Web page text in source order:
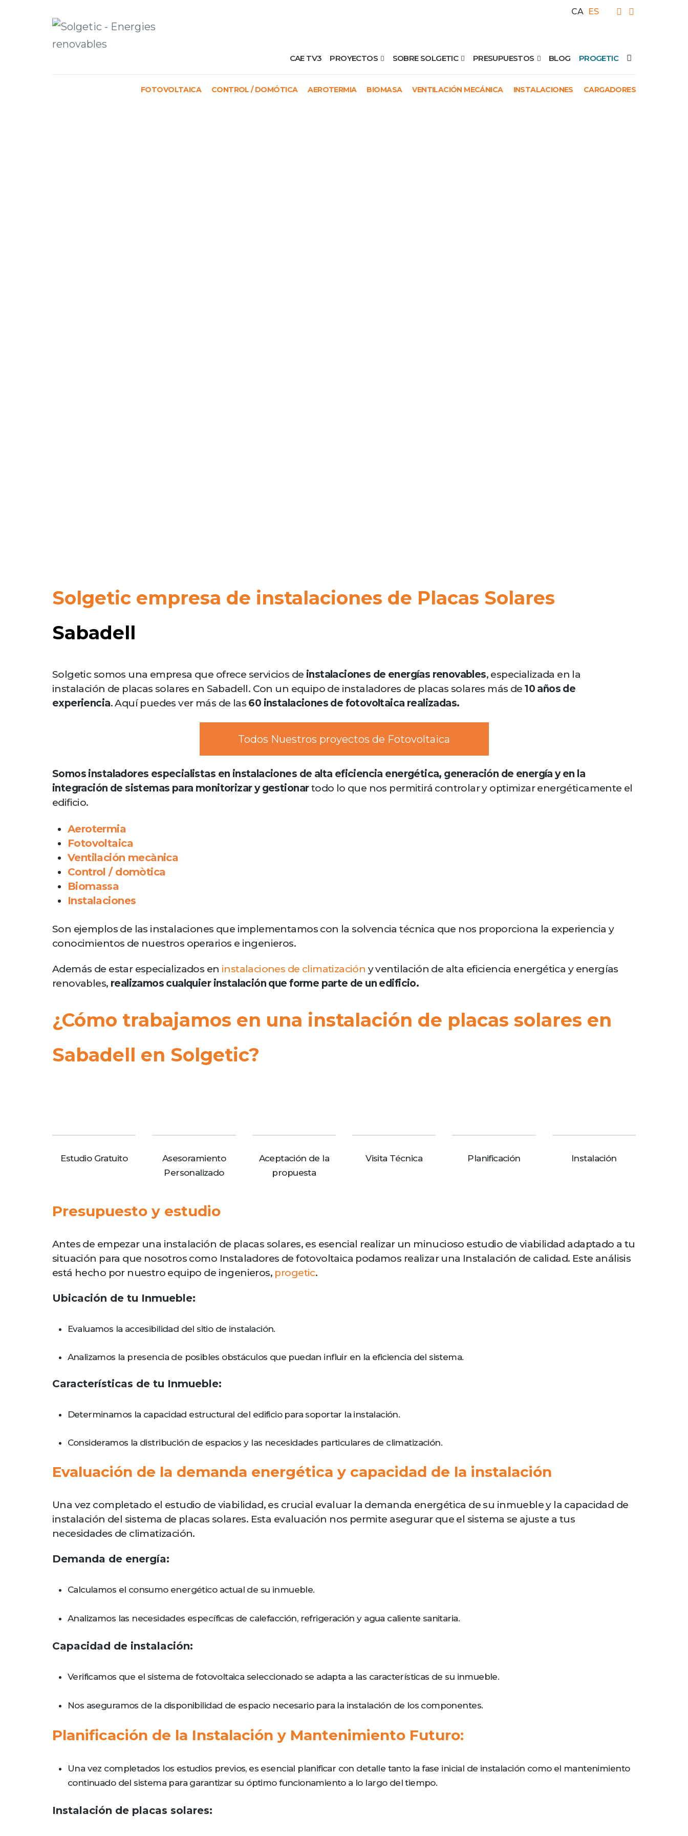
CA ES
CAE TV3 PROYECTOS SOBRE SOLGETIC PRESUPUESTOS BLOG PROGETIC
FOTOVOLTAICA CONTROL / DOMÓTICA AEROTERMIA BIOMASA VENTILACIÓN MECÁNICA INSTALACIONES CARGADORES
Solgetic empresa de instalaciones de Placas Solares
Sabadell
Solgetic somos una empresa que ofrece servicios de instalaciones de energías renovables, especializada en la
instalación de placas solares en Sabadell. Con un equipo de instaladores de placas solares más de10 años de
experiencia. Aquí puedes ver más de las 60 instalaciones de fotovoltaica realizadas.
Todos Nuestros proyectos de Fotovoltaica
Somos instaladores especialistas en instalaciones de alta eficiencia energética, generación de energía y en la
integración de sistemas para monitorizar y gestionartodo lo que nos permitirá controlar y optimizar energéticamente el
edificio.
Aerotermia
Fotovoltaica
Ventilación mecànica
Control / domòtica
Biomassa
Instalaciones
Son ejemplos de las instalaciones que implementamos con la solvencia técnica que nos proporciona la experiencia y
conocimientos de nuestros operarios e ingenieros.
Además de estar especializados en instalaciones de climatización y ventilación de alta eficiencia energética y energías
renovables, realizamos cualquier instalación que forme parte de un edificio.
¿Cómo trabajamos en una instalación de placas solares en
Sabadell en Solgetic?
Estudio Gratuito
Asesoramiento
Personalizado
Aceptación de la
propuesta
Visita Técnica Planificación Instalación
Presupuesto y estudio
Antes de empezar una instalación de placas solares, es esencial realizar un minucioso estudio de viabilidad adaptado a tu
situación para que nosotros como Instaladores de fotovoltaica podamos realizar una Instalación de calidad. Este análisis
está hecho por nuestro equipo de ingenieros, progetic.
Ubicación de tu Inmueble:
Evaluamos la accesibilidad del sitio de instalación.
Analizamos la presencia de posibles obstáculos que puedan influir en la eficiencia del sistema.
Características de tu Inmueble:
Determinamos la capacidad estructural del edificio para soportar la instalación.
Consideramos la distribución de espacios y las necesidades particulares de climatización.
Evaluación de la demanda energética y capacidad de la instalación
Una vez completado el estudio de viabilidad, es crucial evaluar la demanda energética de su inmueble y la capacidad de
instalación del sistema de placas solares. Esta evaluación nos permite asegurar que el sistema se ajuste a tus
necesidades de climatización.
Demanda de energía:
Calculamos el consumo energético actual de su inmueble.
Analizamos las necesidades específicas de calefacción, refrigeración y agua caliente sanitaria.
Capacidad de instalación:
Verificamos que el sistema de fotovoltaica seleccionado se adapta a las características de su inmueble.
Nos aseguramos de la disponibilidad de espacio necesario para la instalación de los componentes.
Planificación de la Instalación y Mantenimiento Futuro:
Una vez completados los estudios previos, es esencial planificar con detalle tanto la fase inicial de instalación como el mantenimiento
continuado del sistema para garantizar su óptimo funcionamiento a lo largo del tiempo.
Instalación de placas solares: